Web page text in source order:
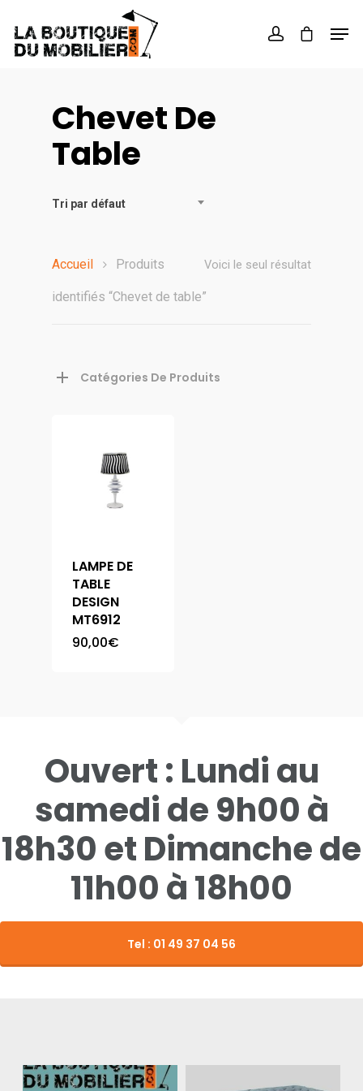
Chevet De
Table
Tri par défaut
Voici le seul résultat
Accueil Produits
identifiés “Chevet de table”
Catégories De Produits
LAMPE DE
TABLE
DESIGN
MT6912
90,00€
Ouvert : Lundi au
samedi de 9h00 à
18h30 et Dimanche de
11h00 à 18h00
Tel : 01 49 37 04 56